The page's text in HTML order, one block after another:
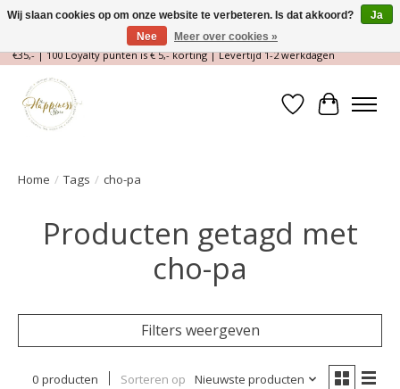
Magische Conceptstore, Edelstenen & Spirituele winkel | Gratis verzending >
€35,- | 100 Loyalty punten is € 5,- korting | Levertijd 1-2 werkdagen
Verlanglijst
Home / Tags / cho-pa
Producten getagd met
cho-pa
Filters weergeven
0 producten Sorteren op Nieuwste producten
Wij slaan cookies op om onze website te verbeteren. Is dat akkoord?
Ja
Nee
Meer over cookies »